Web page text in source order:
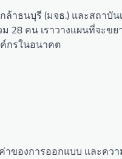
าธนบุรี (มจธ.) และสถาบัน
28 คน เราวางแผนที่จะข
กรในอนาคต
ของการออกแบบ และควา